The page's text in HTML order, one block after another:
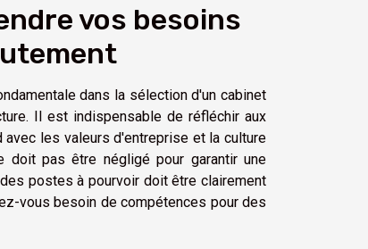
vos besoins
dans la sélection d'un cabinet
Il est indispensable de réfléchir aux
les valeurs d'entreprise et la culture
doit pas être négligé pour garantir une
postes à pourvoir doit être clairement
vous besoin de compétences pour des